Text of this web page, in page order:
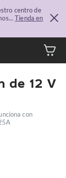
centro de
Tienda en
de 12 V
con